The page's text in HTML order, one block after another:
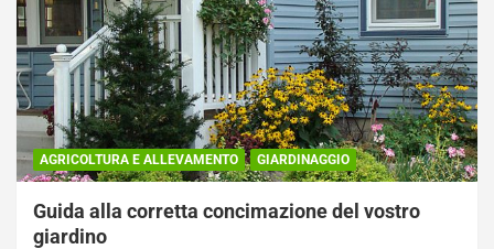
AGRICOLTURA E ALLEVAMENTO GIARDINAGGIO
Guida alla corretta concimazione del vostro
giardino